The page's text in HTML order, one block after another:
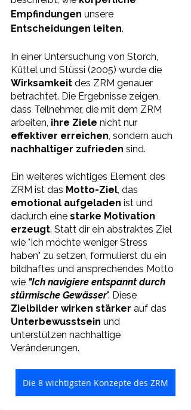
Empfindungen unsere
Entscheidungen leiten.
In einer Untersuchung von Storch,
Küttel und Stüssi (2005) wurde die
Wirksamkeit des ZRM genauer
betrachtet. Die Ergebnisse zeigen,
dass Teilnehmer, die mit dem ZRM
arbeiten, ihre Ziele nicht nur
effektiver erreichen , sondern auch
nachhaltiger zufrieden sind.
Ein weiteres wichtiges Element des
ZRM ist das Motto-Ziel , das
emotional aufgeladen ist und
dadurch eine starke Motivation
erzeugt. Statt dir ein abstraktes Ziel
wie "Ich möchte weniger Stress
haben" zu setzen, formulierst du ein
bildhaftes und ansprechendes Motto
wie "Ich navigiere entspannt durch
stürmische Gewässer". Diese
Zielbilder wirken stärker auf das
Unterbewusstsein und
unterstützen nachhaltige
Veränderungen.
Die 8 wichtigsten Konzepte des ZRM